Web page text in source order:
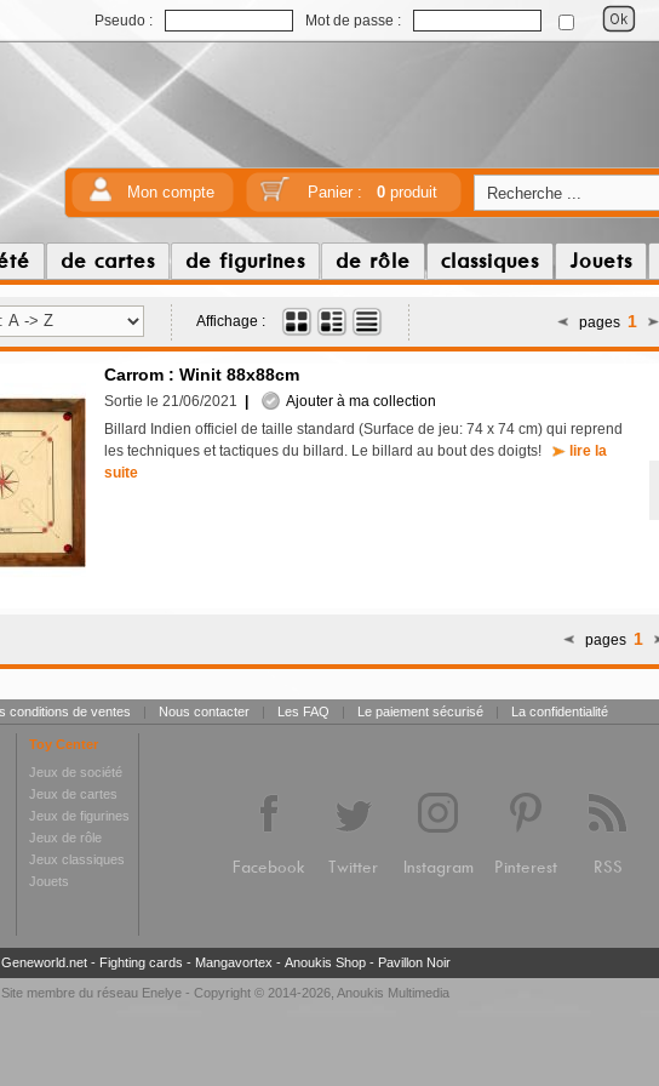
Pseudo : Mot de passe :
Mon compte Panier : 0produit
de cartes de figurines de rôle classiques Jouets
Affichage : pages 1
Carrom : Winit 88x88cm
Sortie le 21/06/2021
Ajouter à ma collection
Billard Indien officiel de taille standard (Surface de jeu: 74 x 74 cm) qui reprend
les techniques et tactiques du billard. Le billard au bout des doigts!
lire la
suite
pages 1
conditions de ventes | Nous contacter | Les FAQ | Le paiement sécurisé | La confidentialité
Toy Center
Jeux de société
Jeux de cartes
Jeux de figurines
Jeux de rôle
Jeux classiques
Jouets
Facebook Twitter Instagram Pinterest RSS
Geneworld.net- Fighting cards - Mangavortex - Anoukis Shop- Pavillon Noir
Site membre du réseau Enelye - Copyright © 2014-2026, Anoukis Multimedia